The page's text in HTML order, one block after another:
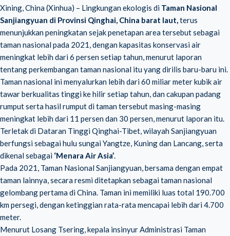
Xining, China (Xinhua) – Lingkungan ekologis di Taman Nasional
Sanjiangyuan di Provinsi Qinghai, China barat laut,terus
menunjukkan peningkatan sejak penetapan area tersebut sebagai
taman nasional pada 2021, dengan kapasitas konservasi air
meningkat lebih dari 6 persen setiap tahun, menurut laporan
tentang perkembangan taman nasional itu yang dirilis baru-baru ini.
Taman nasional ini menyalurkan lebih dari 60 miliar meter kubik air
tawar berkualitas tinggi ke hilir setiap tahun, dan cakupan padang
rumput serta hasil rumput di taman tersebut masing-masing
meningkat lebih dari 11 persen dan 30 persen, menurut laporan itu.
Terletak di Dataran Tinggi Qinghai-Tibet, wilayah Sanjiangyuan
berfungsi sebagai hulu sungai Yangtze, Kuning dan Lancang, serta
dikenal sebagai ‘Menara Air Asia’.
Pada 2021, Taman Nasional Sanjiangyuan, bersama dengan empat
taman lainnya, secara resmi ditetapkan sebagai taman nasional
gelombang pertama di China. Taman ini memiliki luas total 190.700
km persegi, dengan ketinggian rata-rata mencapai lebih dari 4.700
meter.
Menurut Losang Tsering, kepala insinyur Administrasi Taman